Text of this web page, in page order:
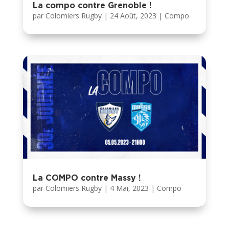
La compo contre Grenoble !
par Colomiers Rugby| 24 Août, 2023 | Compo
La COMPO contre Massy !
par Colomiers Rugby| 4 Mai, 2023 | Compo